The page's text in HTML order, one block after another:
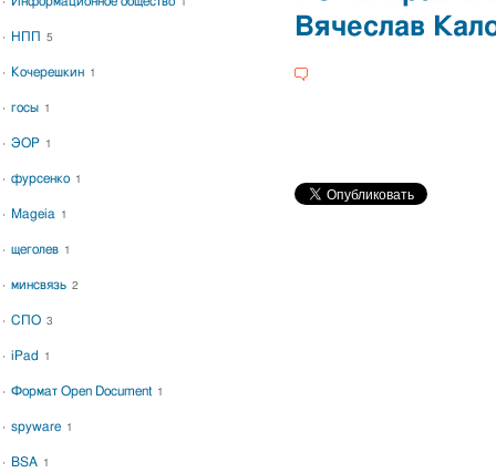
Вячеслав
1
НПП 5
Кочерешкин 1
госы 1
ЭОР 1
фурсенко 1
Mageia 1
щеголев 1
минсвязь 2
СПО 3
iPad 1
Формат Open Document 1
spyware 1
BSA 1